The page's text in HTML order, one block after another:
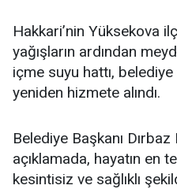
Hakkari’nin Yüksekova
yağışların ardından
içme suyu hattı,
yeniden hizmete alındı.
Belediye Başkanı
açıklamada, hayatın en
kesintisiz ve sağlıklı